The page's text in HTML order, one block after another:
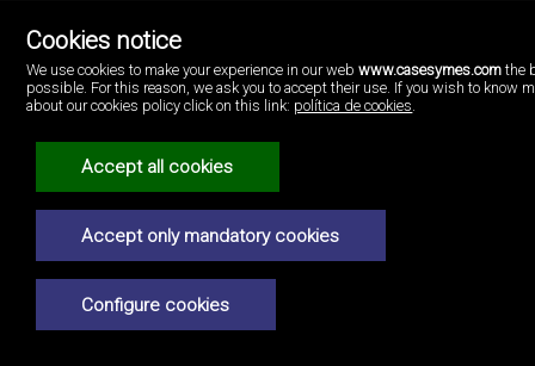
Cases i més
https://www.casesymes.com/
(+34)96.146.16.16
Cookies notice
We use cookies to make your experience in our webwww.casesymes.com the
possible. For this reason, we ask you to accept their use. If you wish to know
about our cookies policy click on this link: política de cookies
Accept all cookies
Accept only mandatory cookies
Configure cookies